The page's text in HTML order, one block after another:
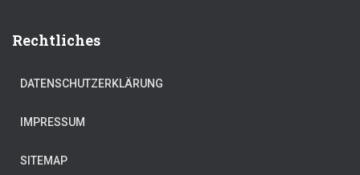
Rechtliches
DATENSCHUTZERKLÄRUNG
IMPRESSUM
SITEMAP